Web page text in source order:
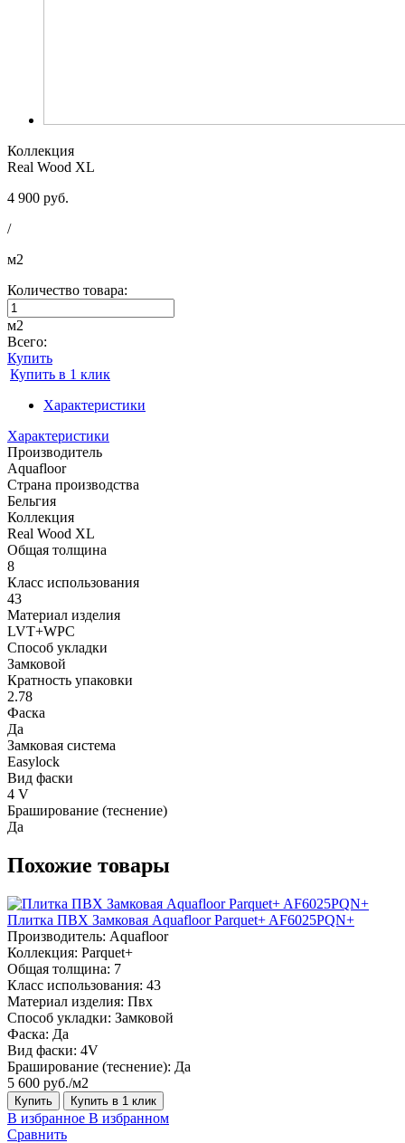
Коллекция
Real Wood XL
4 900 руб.
/
м2
Количество товара:
м2
Всего:
Купить
Купить в 1 клик
Характеристики
Характеристики
Производитель
Aquafloor
Страна производства
Бельгия
Коллекция
Real Wood XL
Общая толщина
8
Класс использования
43
Материал изделия
LVT+WPC
Способ укладки
Замковой
Кратность упаковки
2.78
Фаска
Да
Замковая система
Easylock
Вид фаски
4 V
Браширование (теснение)
Да
Похожие товары
Плитка ПВХ Замковая Aquafloor Parquet+ AF6025PQN+
Производитель: Aquafloor
Коллекция: Parquet+
Общая толщина: 7
Класс использования: 43
Материал изделия: Пвх
Способ укладки: Замковой
Фаска: Да
Вид фаски: 4V
Браширование (теснение): Да
5 600 руб./м2
Купить Купить в 1 клик
В избранное В избранном
Сравнить